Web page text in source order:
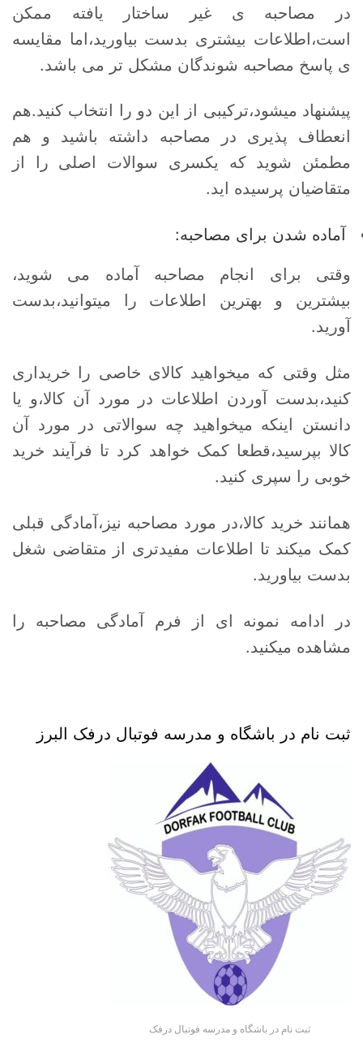
در مصاحبه ی غیر ساختار یافته ممکن
است،اطلاعات بیشتری بدست بیاورید،اما مقایسه
ی پاسخ مصاحبه شوندگان مشکل تر می باشد.
پیشنهاد میشود،ترکیبی از این دو را انتخاب کنید.هم
انعطاف پذیری در مصاحبه داشته باشید و هم
مطمئن شوید که یکسری سوالات اصلی را از
متقاضیان پرسیده اید.
آماده شدن برای مصاحبه:
وقتی برای انجام مصاحبه آماده می شوید،
بیشترین و بهترین اطلاعات را میتوانید،بدست
آورید.
مثل وقتی که میخواهید کالای خاصی را خریداری
کنید،بدست آوردن اطلاعات در مورد آن کالا،و یا
دانستن اینکه میخواهید چه سوالاتی در مورد آن
کالا بپرسید،قطعا کمک خواهد کرد تا فرآیند خرید
خوبی را سپری کنید.
همانند خرید کالا،در مورد مصاحبه نیز،آمادگی قبلی
کمک میکند تا اطلاعات مفیدتری از متقاضی شغل
بدست بیاورید.
در ادامه نمونه ای از فرم آمادگی مصاحبه را
مشاهده میکنید.
ثبت نام در باشگاه و مدرسه فوتبال درفک البرز
ثبت نام در باشگاه و مدرسه فوتبال درفک